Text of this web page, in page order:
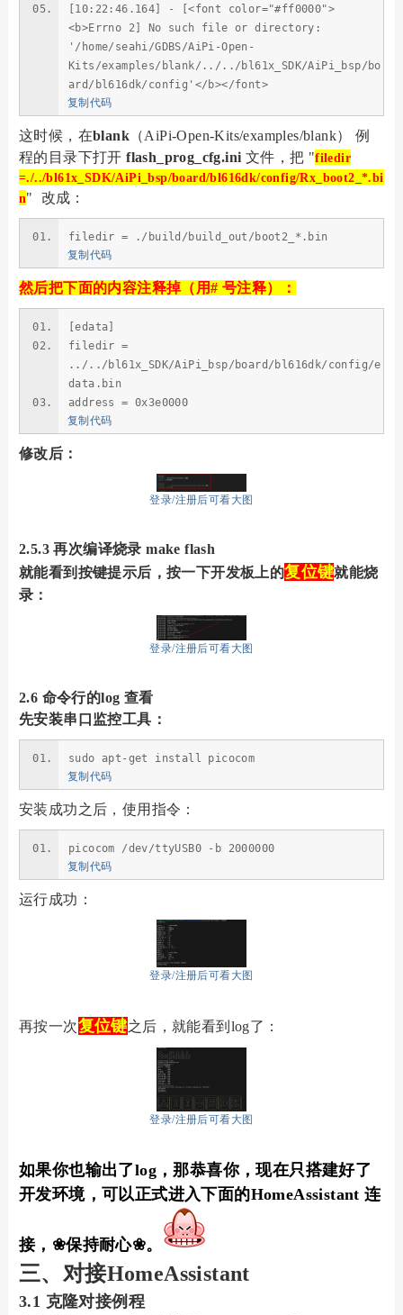
[10:22:46.164] - [<font color="#ff0000">
<b>Errno 2] No such file or directory:
'/home/seahi/GDBS/AiPi-Open-
Kits/examples/blank/../../bl61x_SDK/AiPi_bsp/bo
ard/bl616dk/config'</b></font>
复制代码
这时候，在blank（AiPi-Open-Kits/examples/blank） 例
程的目录下打开 flash_prog_cfg.ini 文件，把 "filedir
=./../bl61x_SDK/AiPi_bsp/board/bl616dk/config/Rx_boot2_*.bi
n" 改成：
filedir = ./build/build_out/boot2_*.bin
复制代码
然后把下面的内容注释掉（用# 号注释）：
[edata]
filedir =
../../bl61x_SDK/AiPi_bsp/board/bl616dk/config/e
data.bin
address = 0x3e0000
复制代码
修改后：
登录/注册后可看大图
2.5.3 再次编译烧录 make flash
就能看到按键提示后，按一下开发板上的复位键就能烧
录：
登录/注册后可看大图
2.6 命令行的log 查看
先安装串口监控工具：
sudo apt-get install picocom
复制代码
安装成功之后，使用指令：
picocom /dev/ttyUSB0 -b 2000000
复制代码
运行成功：
登录/注册后可看大图
再按一次复位键之后，就能看到log了：
登录/注册后可看大图
如果你也输出了log，那恭喜你，现在只搭建好了
开发环境，可以正式进入下面的HomeAssistant 连
接，❀保持耐心❀。
三、 对接HomeAssistant
3.1 克隆对接例程